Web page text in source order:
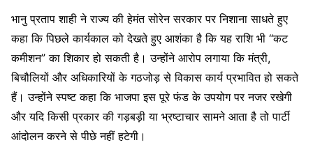
भानु प्रताप शाही ने राज्य कीहेमंत सोरेनसरकार पर निशाना साधते हुए
कहा कि पिछले कार्यकाल को देखते हुए आशंका है कि यह राशि भी “कट
कमीशन” का शिकार हो सकती है। उन्होंने आरोप लगाया कि मंत्री,
बिचौलियों और अधिकारियों के गठजोड़ से विकास कार्य प्रभावित हो सकते
हैं। उन्होंने स्पष्ट कहा कि भाजपा इस पूरे फंड के उपयोग पर नजर रखेगी
और यदि किसी प्रकार की गड़बड़ी या भ्रष्टाचार सामने आता है तो पार्टी
आंदोलन करने से पीछे नहीं हटेगी।